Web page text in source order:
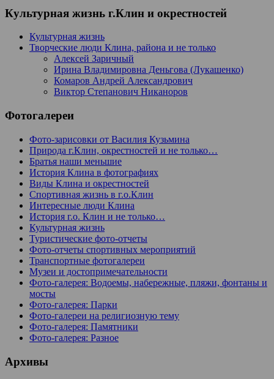
Культурная жизнь г.Клин и окрестностей
Культурная жизнь
Творческие люди Клина, района и не только
Алексей Заричный
Ирина Владимировна Деньгова (Лукашенко)
Комаров Андрей Александрович
Виктор Степанович Никаноров
Фотогалереи
Фото-зарисовки от Василия Кузьмина
Природа г.Клин, окрестностей и не только…
Братья наши меньшие
История Клина в фотографиях
Виды Клина и окрестностей
Спортивная жизнь в г.о.Клин
Интересные люди Клина
История г.о. Клин и не только…
Культурная жизнь
Туристические фото-отчеты
Фото-отчеты спортивных мероприятий
Транспортные фотогалереи
Музеи и достопримечательности
Фото-галерея: Водоемы, набережные, пляжи, фонтаны и
мосты
Фото-галерея: Парки
Фото-галереи на религиозную тему
Фото-галерея: Памятники
Фото-галерея: Разное
Архивы